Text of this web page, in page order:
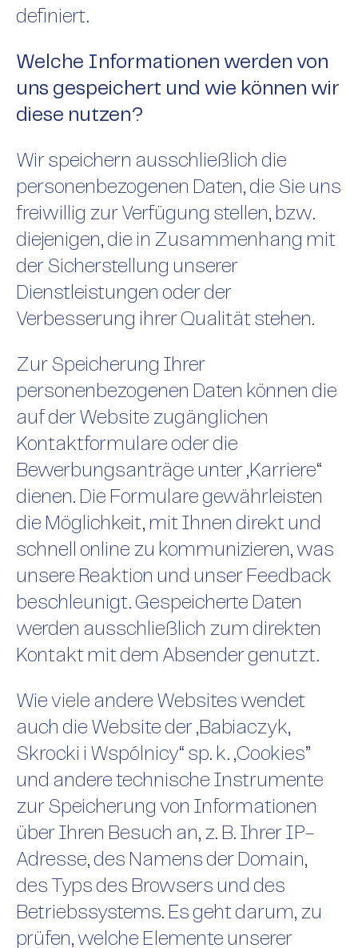
definiert.
Welche Informationen werden von
uns gespeichert und wie können wir
diese nutzen?
Wir speichern ausschließlich die
personenbezogenen Daten, die Sie uns
freiwillig zur Verfügung stellen, bzw.
diejenigen, die in Zusammenhang mit
der Sicherstellung unserer
Dienstleistungen oder der
Verbesserung ihrer Qualität stehen.
Zur Speicherung Ihrer
personenbezogenen Daten können die
auf der Website zugänglichen
Kontaktformulare oder die
Bewerbungsanträge unter „Karriere“
dienen. Die Formulare gewährleisten
die Möglichkeit, mit Ihnen direkt und
schnell online zu kommunizieren, was
unsere Reaktion und unser Feedback
beschleunigt. Gespeicherte Daten
werden ausschließlich zum direkten
Kontakt mit dem Absender genutzt.
Wie viele andere Websites wendet
auch die Website der „Babiaczyk,
Skrocki i Wspólnicy“ sp. k. „Cookies”
und andere technische Instrumente
zur Speicherung von Informationen
über Ihren Besuch an, z. B. Ihrer IP-
Adresse, des Namens der Domain,
des Typs des Browsers und des
Betriebssystems. Es geht darum, zu
prüfen, welche Elemente unserer